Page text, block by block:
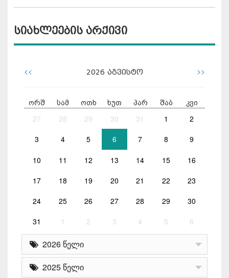
სიახლეების არქივი
<< 2026 აგვისტო >>
ორშ სამ ოთხ ხუთ პარ შაბ კვი
27 28 29 30 31 1 2
3 4 5 6 7 8 9
10 11 12 13 14 15 16
17 18 19 20 21 22 23
24 25 26 27 28 29 30
31 1 2 3 4 5 6
2026 წელი
2025 წელი